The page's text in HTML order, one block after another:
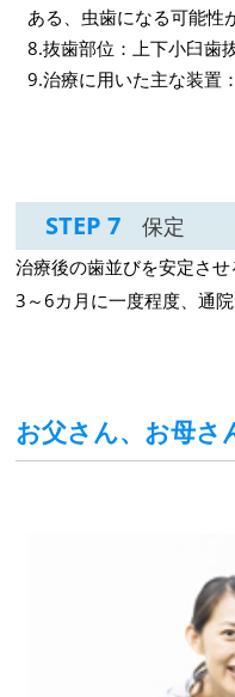
ある、虫歯になる可能性
8.抜歯部位：上下小臼歯
9.治療に用いた主な装置
STEP 7 保定
治療後の歯並びを安定させ
3～6カ月に一度程度、通院
お父さん、お母さ